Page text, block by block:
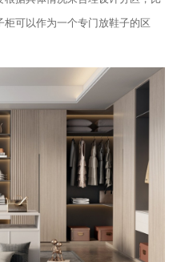
柜可以作为一个专门放鞋子的区